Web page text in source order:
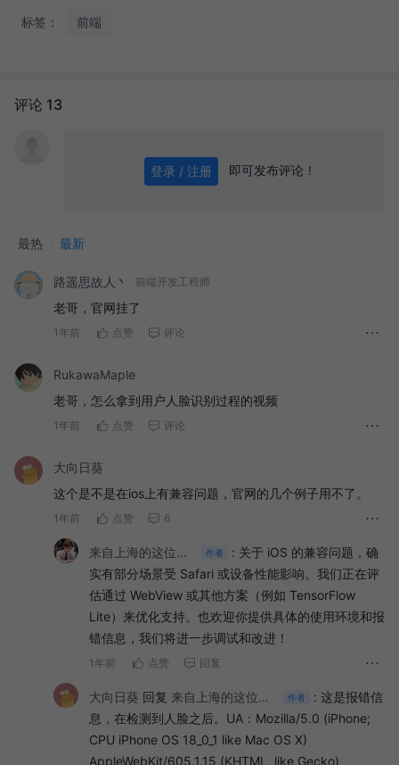
标签： 前端
评论 13
登录 / 注册 即可发布评论！
最热 最新
路遥思故人丶 前端开发工程师
老哥，官网挂了
1年前 点赞 评论
RukawaMaple
老哥，怎么拿到用户人脸识别过程的视频
1年前 点赞 评论
大向日葵
这个是不是在ios上有兼容问题，官网的几个例子用不了。
1年前 点赞 6
来自上海的这位朋友 作者 : 关于 iOS 的兼容问题，确
实有部分场景受 Safari 或设备性能影响。我们正在评
估通过 WebView 或其他方案（例如 TensorFlow
Lite）来优化支持。也欢迎你提供具体的使用环境和报
错信息，我们将进一步调试和改进！
1年前 点赞 回复
大向日葵 回复 来自上海的这位朋友 作者 : 这是报错信
息，在检测到人脸之后。UA：Mozilla/5.0 (iPhone;
CPU iPhone OS 18_0_1 like Mac OS X)
AppleWebKit/605.1.15 (KHTML, like Gecko)